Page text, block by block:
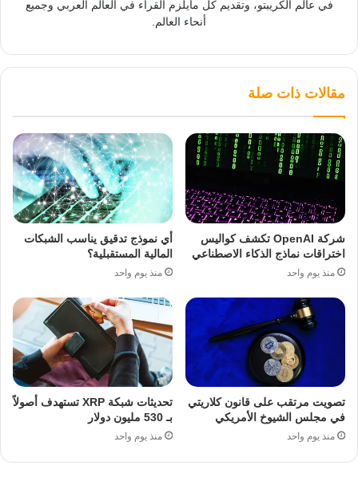
في عالم الكريبتو، وتقديم كل مايلزم القراء في العالم العربي وجميع
أنحاء العالم.
مقالات ذات صلة
شركة OpenAI تكشف كواليس
اختراقات نماذج الذكاء الاصطناعي
منذ يوم واحد
أي نموذج تدقيق يناسب الشبكات
المالية المستقبلية؟
منذ يوم واحد
تصويت مرتقب على قانون كلاريتي
في مجلس الشيوخ الأمريكي
منذ يوم واحد
تحديثات شبكة XRP تستهدف أصولاً
بـ 530 مليون دولار
منذ يوم واحد